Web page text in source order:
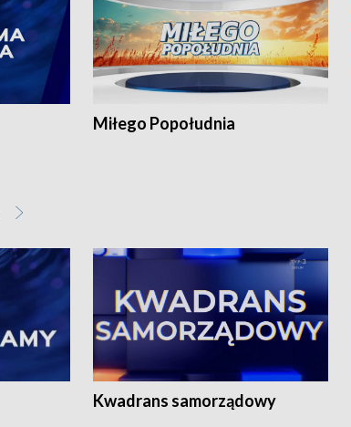
Miłego Popołudnia
Kwadrans samorządowy